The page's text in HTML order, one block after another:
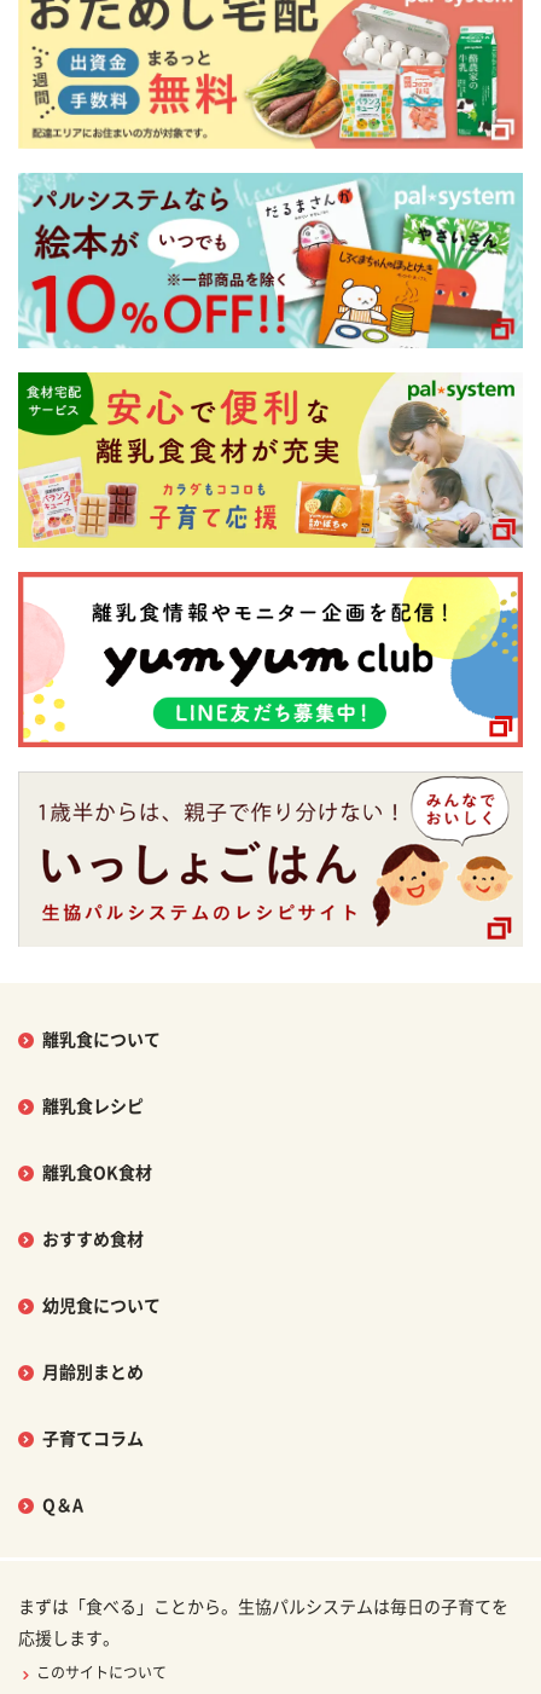
離乳食について
離乳食レシピ
離乳食OK食材
おすすめ食材
幼児食について
月齢別まとめ
子育てコラム
Q＆A
まずは「食べる」ことから。生協パルシステムは毎日の子育てを
応援します。
このサイトについて